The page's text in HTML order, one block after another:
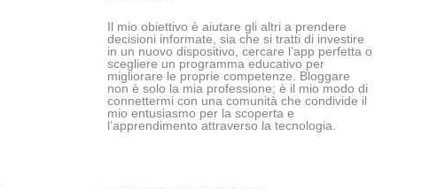
Il mio obiettivo è aiutare gli altri a prendere
decisioni informate, sia che si tratti di investire
in un nuovo dispositivo, cercare l’app perfetta o
scegliere un programma educativo per
migliorare le proprie competenze. Bloggare
non è solo la mia professione; è il mio modo di
connettermi con una comunità che condivide il
mio entusiasmo per la scoperta e
l’apprendimento attraverso la tecnologia.